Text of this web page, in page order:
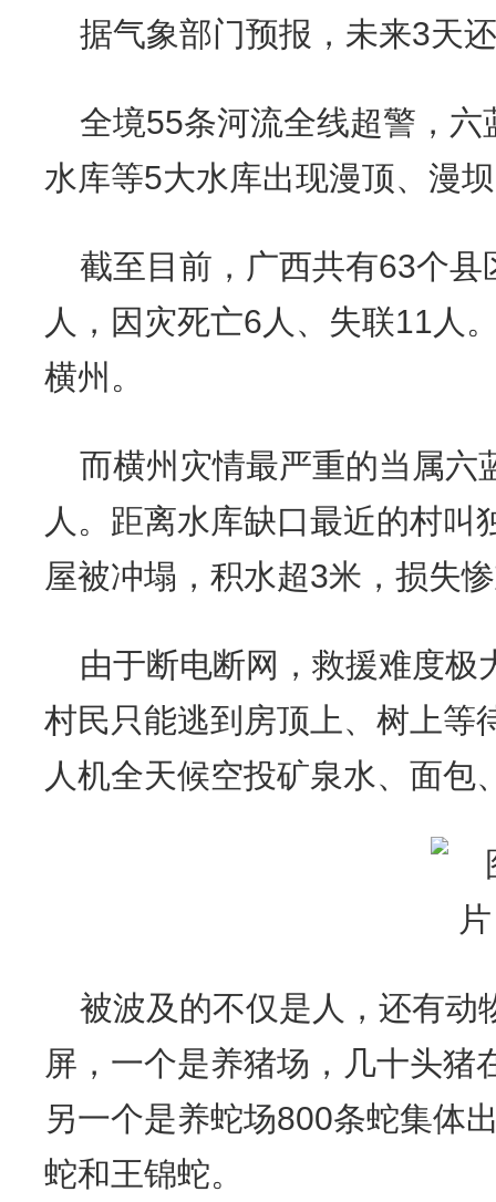
据气象部门预报，未来3天
全境55条河流全线超警，
水库等5大水库出现漫顶、漫
截至目前，广西共有63个
人，因灾死亡6人、失联11人
横州。
而横州灾情最严重的当属六
人。距离水库缺口最近的村叫
屋被冲塌，积水超3米，损失
由于断电断网，救援难度极
村民只能逃到房顶上、树上等
人机全天候空投矿泉水、面包
被波及的不仅是人，还有动
屏，一个是养猪场，几十头猪
另一个是养蛇场800条蛇集体
蛇和王锦蛇。